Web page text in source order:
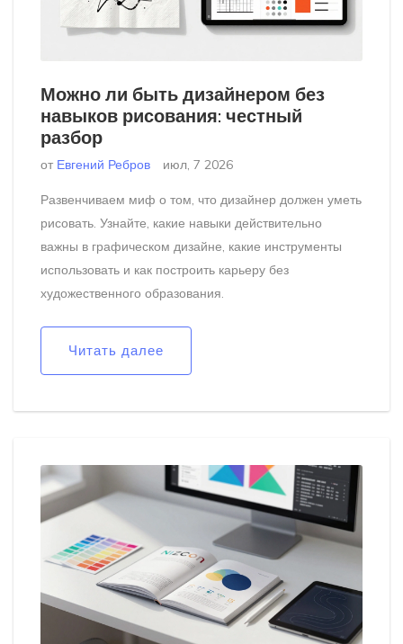
Можно ли быть дизайнером без
навыков рисования: честный
разбор
от Евгений Ребров июл, 7 2026
Развенчиваем миф о том, что дизайнер должен уметь
рисовать. Узнайте, какие навыки действительно
важны в графическом дизайне, какие инструменты
использовать и как построить карьеру без
художественного образования.
Читать далее